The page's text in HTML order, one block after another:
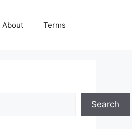
About Terms
Search